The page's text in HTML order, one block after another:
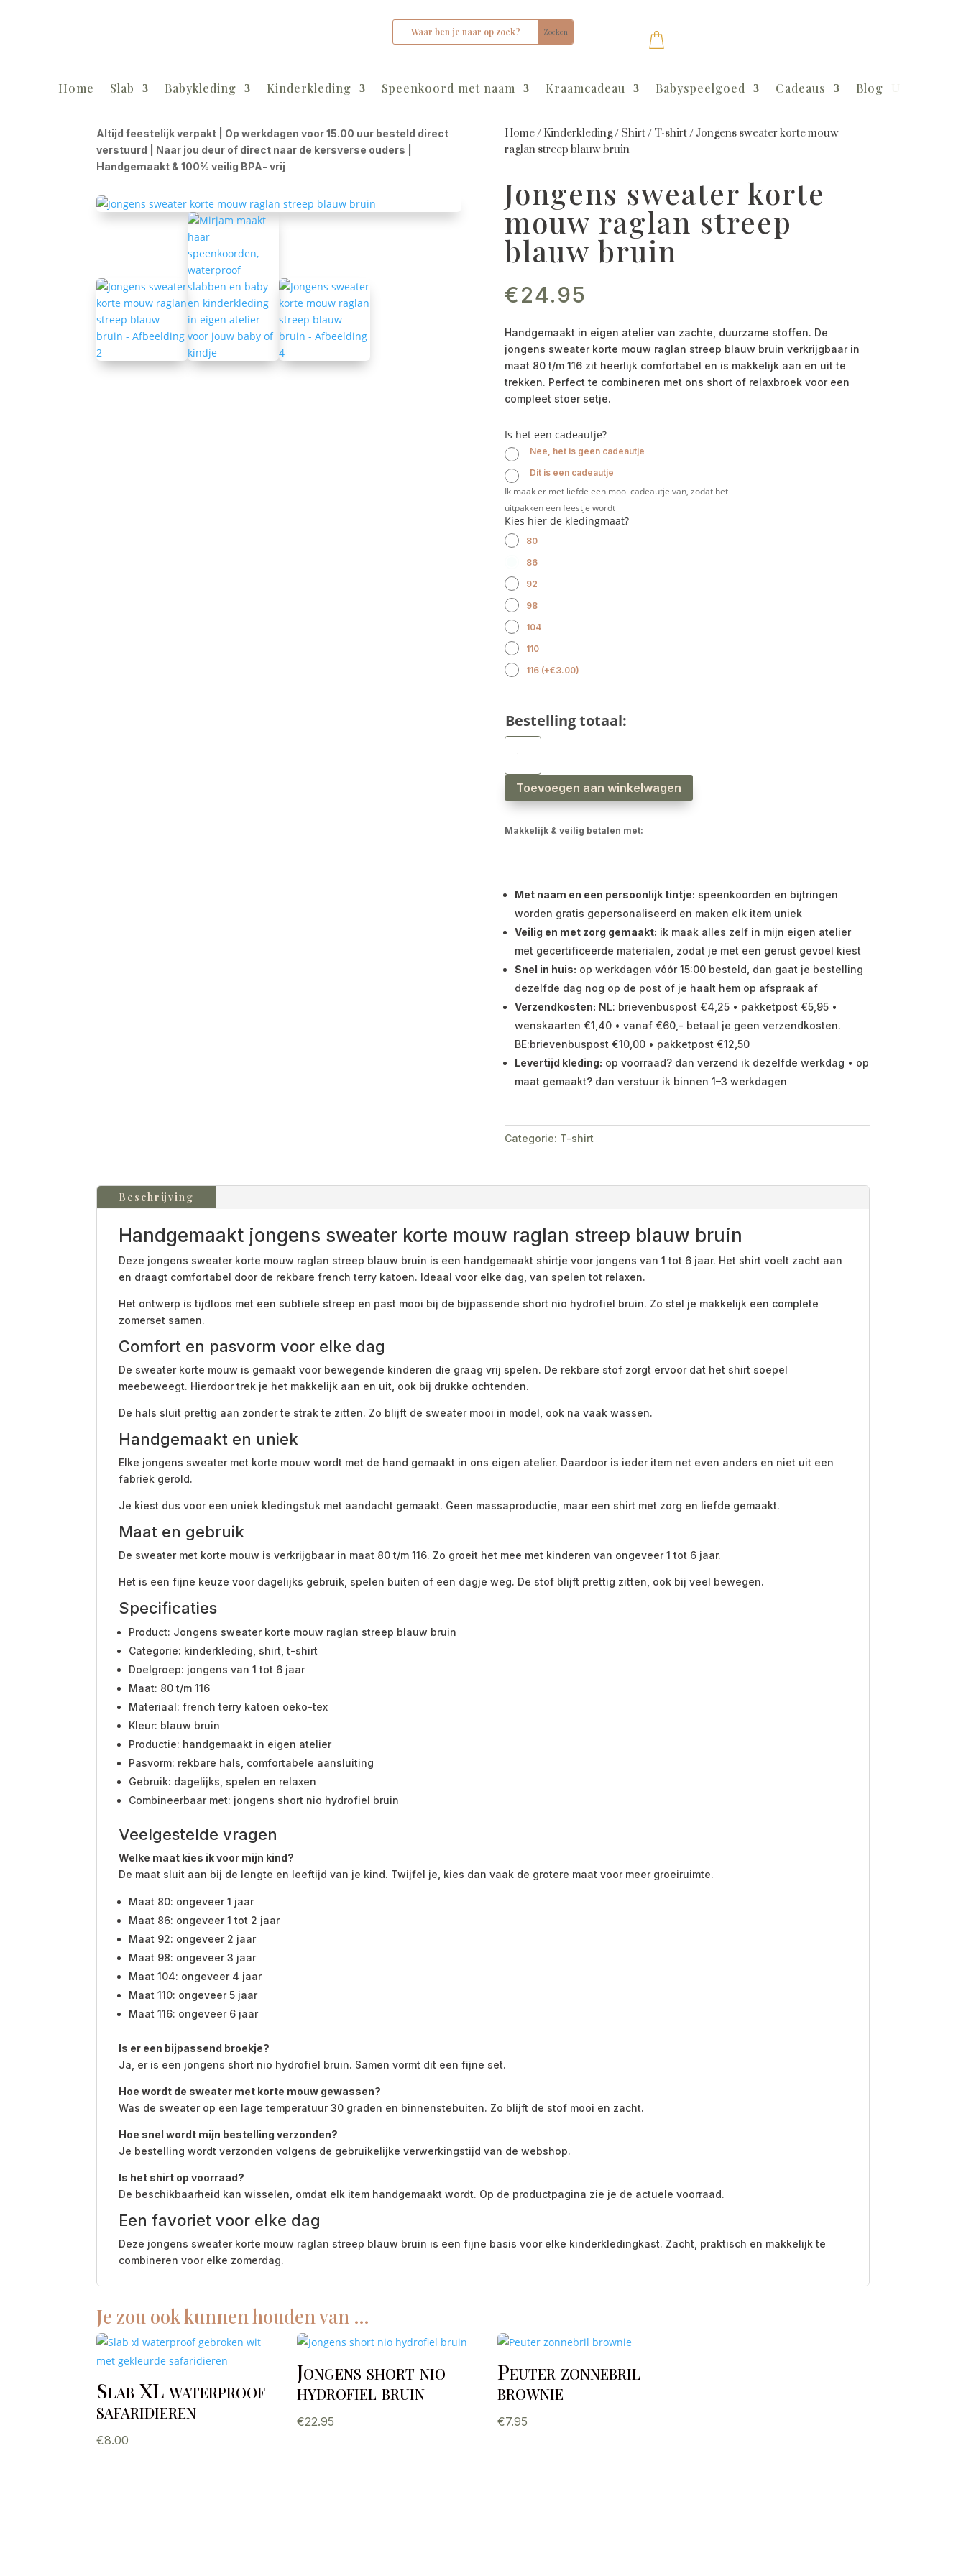
Home Slab Babykleding Kinderkleding Speenkoord met naam Kraamcadeau Babyspeelgoed Cadeaus Blog
Altijd feestelijk verpakt | Op werkdagen voor 15.00 uur besteld direct
verstuurd | Naar jou deur of direct naar de kersverse ouders |
Handgemaakt & 100% veilig BPA- vrij
Home/ Kinderkleding/ Shirt/ T-shirt/ Jongens sweater korte mouw
raglan streep blauw bruin
Jongens sweater korte
mouw raglan streep
blauw bruin
€24.95
Handgemaakt in eigen atelier van zachte, duurzame stoffen. De
jongens sweater korte mouw raglan streep blauw bruin verkrijgbaar in
maat 80 t/m 116 zit heerlijk comfortabel en is makkelijk aan en uit te
trekken. Perfect te combineren met ons short of relaxbroek voor een
compleet stoer setje.
Is het een cadeautje?
Nee, het is geen cadeautje
Dit is een cadeautje
Ik maak er met liefde een mooi cadeautje van, zodat het
uitpakken een feestje wordt
Kies hier de kledingmaat?
80
86
92
98
104
110
116 (+€3.00)
Bestelling totaal:
Jongens
korte
raglan
streep
blauw
bruin
aantal
Toevoegen aan winkelwagen
Makkelijk & veilig betalen met:
Met naam en een persoonlijk tintje: speenkoorden en bijtringen
worden gratis gepersonaliseerd en maken elk item uniek
Veilig en met zorg gemaakt: ik maak alles zelf in mijn eigen atelier
met gecertificeerde materialen, zodat je met een gerust gevoel kiest
Snel in huis: op werkdagen vóór 15:00 besteld, dan gaat je bestelling
dezelfde dag nog op de post of je haalt hem op afspraak af
Verzendkosten: NL: brievenbuspost €4,25 • pakketpost €5,95 •
wenskaarten €1,40 • vanaf €60,- betaal je geen verzendkosten.
BE:brievenbuspost €10,00 • pakketpost €12,50
Levertijd kleding: op voorraad? dan verzend ik dezelfde werkdag • op
maat gemaakt? dan verstuur ik binnen 1–3 werkdagen
Categorie: T-shirt
Beschrijving
Handgemaakt jongens sweater korte mouw raglan streep blauw bruin
Deze jongens sweater korte mouw raglan streep blauw bruin is een handgemaakt shirtje voor jongens van 1 tot 6 jaar. Het shirt voelt zacht aan
en draagt comfortabel door de rekbare french terry katoen. Ideaal voor elke dag, van spelen tot relaxen.
Het ontwerp is tijdloos met een subtiele streep en past mooi bij de bijpassende short nio hydrofiel bruin. Zo stel je makkelijk een complete
zomerset samen.
Comfort en pasvorm voor elke dag
De sweater korte mouw is gemaakt voor bewegende kinderen die graag vrij spelen. De rekbare stof zorgt ervoor dat het shirt soepel
meebeweegt. Hierdoor trek je het makkelijk aan en uit, ook bij drukke ochtenden.
De hals sluit prettig aan zonder te strak te zitten. Zo blijft de sweater mooi in model, ook na vaak wassen.
Handgemaakt en uniek
Elke jongens sweater met korte mouw wordt met de hand gemaakt in ons eigen atelier. Daardoor is ieder item net even anders en niet uit een
fabriek gerold.
Je kiest dus voor een uniek kledingstuk met aandacht gemaakt. Geen massaproductie, maar een shirt met zorg en liefde gemaakt.
Maat en gebruik
De sweater met korte mouw is verkrijgbaar in maat 80 t/m 116. Zo groeit het mee met kinderen van ongeveer 1 tot 6 jaar.
Het is een fijne keuze voor dagelijks gebruik, spelen buiten of een dagje weg. De stof blijft prettig zitten, ook bij veel bewegen.
Specificaties
Product: Jongens sweater korte mouw raglan streep blauw bruin
Categorie: kinderkleding, shirt, t-shirt
Doelgroep: jongens van 1 tot 6 jaar
Maat: 80 t/m 116
Materiaal: french terry katoen oeko-tex
Kleur: blauw bruin
Productie: handgemaakt in eigen atelier
Pasvorm: rekbare hals, comfortabele aansluiting
Gebruik: dagelijks, spelen en relaxen
Combineerbaar met: jongens short nio hydrofiel bruin
Veelgestelde vragen
Welke maat kies ik voor mijn kind?
De maat sluit aan bij de lengte en leeftijd van je kind. Twijfel je, kies dan vaak de grotere maat voor meer groeiruimte.
Maat 80: ongeveer 1 jaar
Maat 86: ongeveer 1 tot 2 jaar
Maat 92: ongeveer 2 jaar
Maat 98: ongeveer 3 jaar
Maat 104: ongeveer 4 jaar
Maat 110: ongeveer 5 jaar
Maat 116: ongeveer 6 jaar
Is er een bijpassend broekje?
Ja, er is een jongens short nio hydrofiel bruin. Samen vormt dit een fijne set.
Hoe wordt de sweater met korte mouw gewassen?
Was de sweater op een lage temperatuur 30 graden en binnenstebuiten. Zo blijft de stof mooi en zacht.
Hoe snel wordt mijn bestelling verzonden?
Je bestelling wordt verzonden volgens de gebruikelijke verwerkingstijd van de webshop.
Is het shirt op voorraad?
De beschikbaarheid kan wisselen, omdat elk item handgemaakt wordt. Op de productpagina zie je de actuele voorraad.
Een favoriet voor elke dag
Deze jongens sweater korte mouw raglan streep blauw bruin is een fijne basis voor elke kinderkledingkast. Zacht, praktisch en makkelijk te
combineren voor elke zomerdag.
Je zou ook kunnen houden van …
Slab XL waterproof
safaridieren
€8.00
Jongens short nio
hydrofiel bruin
€22.95
Peuter zonnebril
brownie
€7.95